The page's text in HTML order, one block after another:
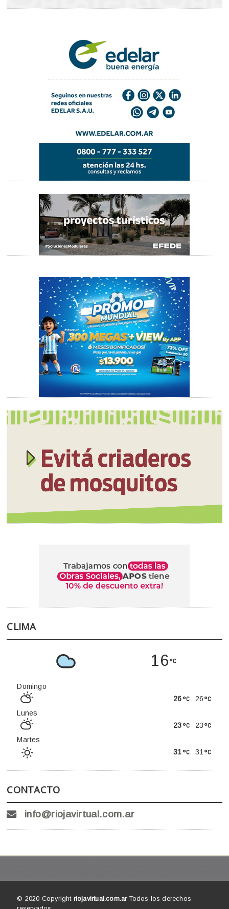
CLIMA
16
Domingo
26
26
Lunes
23
23
Martes
31
31
CONTACTO
info@riojavirtual.com.ar
© 2020 Copyright riojavirtual.com.arTodos los derechos